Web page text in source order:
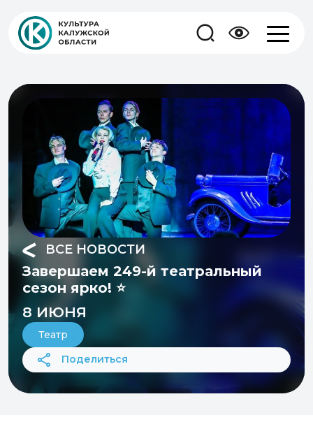
ВСЕ НОВОСТИ
Завершаем 249-й театральный
сезон ярко! ⭐️
8 ИЮНЯ
Театр
Поделиться